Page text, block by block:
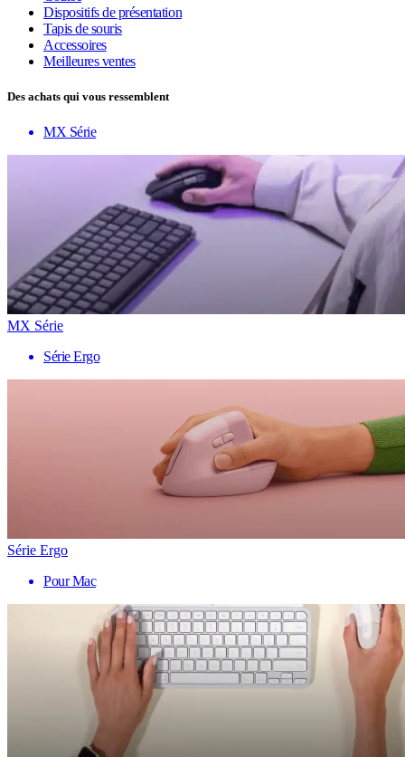
Dispositifs de présentation
Tapis de souris
Accessoires
Meilleures ventes
Des achats qui vous ressemblent
MX Série
MX Série
Série Ergo
Série Ergo
Pour Mac